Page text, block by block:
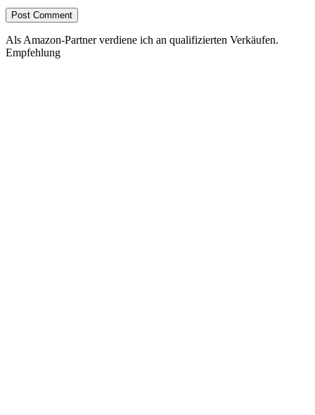
Als Amazon-Partner verdiene ich an qualifizierten Verkäufen.
Empfehlung